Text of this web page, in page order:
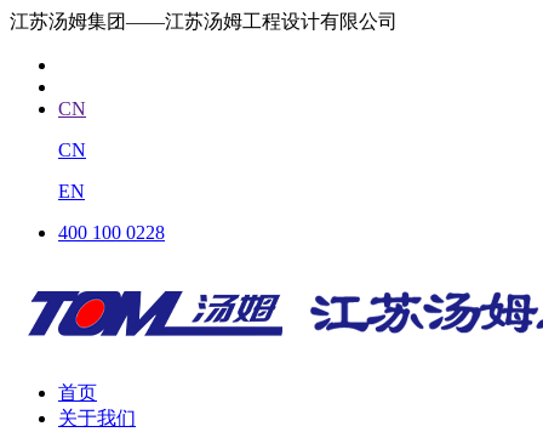
江苏汤姆集团——江苏汤姆工程设计有限公司
CN
CN
EN
400 100 0228
首页
关于我们